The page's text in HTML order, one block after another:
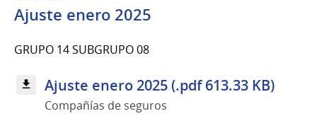
Ajuste enero 2025
GRUPO 14 SUBGRUPO 08
Ajuste enero 2025 (.pdf 613.33 KB)
Compañías de seguros